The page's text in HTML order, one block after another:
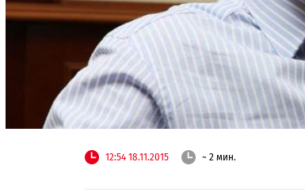
12:54 18.11.2015 ~ 2 мин.